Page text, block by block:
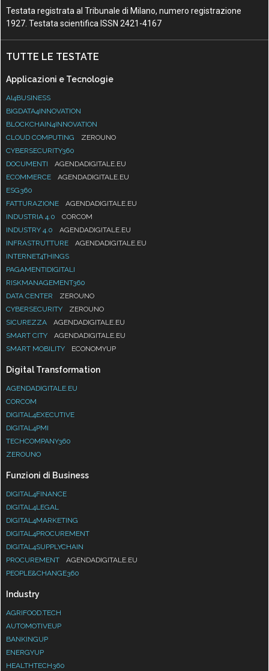
Testata registrata al Tribunale di Milano, numero registrazione
1927. Testata scientifica ISSN 2421-4167
TUTTE LE TESTATE
Applicazioni e Tecnologie
AI4BUSINESS
BIGDATA4INNOVATION
BLOCKCHAIN4INNOVATION
CLOUD COMPUTING
ZEROUNO
CYBERSECURITY360
DOCUMENTI
AGENDADIGITALE.EU
ECOMMERCE
AGENDADIGITALE.EU
ESG360
FATTURAZIONE
AGENDADIGITALE.EU
INDUSTRIA 4.0
CORCOM
INDUSTRY 4.0
AGENDADIGITALE.EU
INFRASTRUTTURE
AGENDADIGITALE.EU
INTERNET4THINGS
PAGAMENTIDIGITALI
RISKMANAGEMENT360
DATA CENTER
ZEROUNO
CYBERSECURITY
ZEROUNO
SICUREZZA
AGENDADIGITALE.EU
SMART CITY
AGENDADIGITALE.EU
SMART MOBILITY
ECONOMYUP
Digital Transformation
AGENDADIGITALE.EU
CORCOM
DIGITAL4EXECUTIVE
DIGITAL4PMI
TECHCOMPANY360
ZEROUNO
Funzioni di Business
DIGITAL4FINANCE
DIGITAL4LEGAL
DIGITAL4MARKETING
DIGITAL4PROCUREMENT
DIGITAL4SUPPLYCHAIN
PROCUREMENT
AGENDADIGITALE.EU
PEOPLE&CHANGE360
Industry
AGRIFOOD.TECH
AUTOMOTIVEUP
BANKINGUP
ENERGYUP
HEALTHTECH360